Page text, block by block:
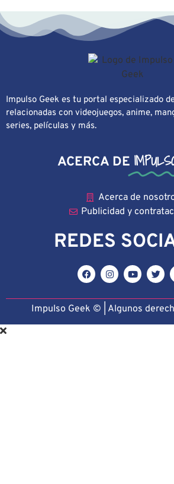
Impulso Geek es tu portal especializado
relacionadas con videojuegos, anime,
series, películas y más.
ACERCA DE
Acerca de
Publicidad y
REDES
Impulso Geek © | Algunos